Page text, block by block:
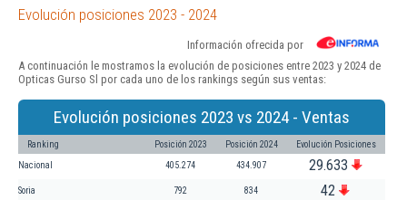
Evolución posiciones 2023 - 2024
Información ofrecida por
A continuación le mostramos la evolución de posiciones entre 2023 y 2024 de
Opticas Gurso Sl por cada uno de los rankings según sus ventas:
Evolución posiciones 2023 vs 2024 - Ventas
Ranking Posición 2023 Posición 2024 Evolución Posiciones
Nacional 405.274 434.907 29.633
Soria 792 834 42